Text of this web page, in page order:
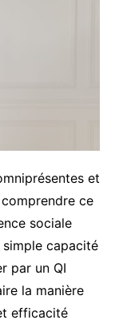
et
ce
sociale
capacité
par un QI
la manière
efficacité